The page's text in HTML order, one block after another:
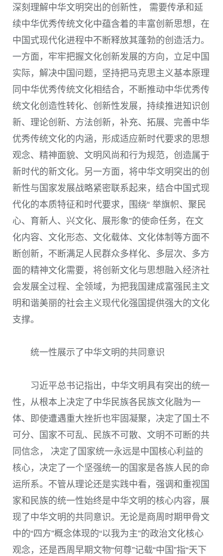
深刻理解中华文明突出的创新性， 需要传承和延
续中华优秀传统文化中蕴含着的丰富创新思想，在
中国式现代化进程中不断释放其蓬勃的创造活力。
一方面，牢牢把握文化创新发展的方向，立足中国
实际，解决中国问题，坚持把马克思主义基本原理
同中华优秀传统文化相结合，不断推动中华优秀传
统文化创造性转化、创新性发展，持续推进知识创
新、理论创新、方法创新，补充、拓展、完善中华
优秀传统文化的内涵，形成适应新时代要求的思想
观念、精神面貌、文明风尚和行为规范，创造属于
新时代的新文化。另一方面，将中华文明突出的创
新性与国家发展战略紧密联系起来，结合中国式现
代化的本质特征和时代要求，围绕“ 举旗帜、聚民
心、育新人、兴文化、展形象”的使命任务，在文
化内容、文化形态、文化载体、文化体制等方面不
断创新，不断满足人民群众多样化、多层次、多方
面的精神文化需要，将创新文化与思想融入经济社
会发展全过程、全领域，为把我国建成富强民主文
明和谐美丽的社会主义现代化强国提供强大的文化
支撑。
统一性展示了中华文明的共同意识
习近平总书记指出，中华文明具有突出的统一
性，从根本上决定了中华民族各民族文化融为一
体、即使遭遇重大挫折也牢固凝聚，决定了国土不
可分、国家不可乱、民族不可散、文明不可断的共
同信念， 决定了国家统一永远是中国核心利益的
核心，决定了一个坚强统一的国家是各族人民的命
运所系。不管从理论还是实践中看，强调和重视国
家和民族的统一性始终是中华文明的核心内容，展
现了中华文明的共同意识。无论是商周时期甲骨文
中的“四方”概念体现的“以我为主”的政治文化核心
观念，还是西周早期文物“何尊”记载“中国”指“天下